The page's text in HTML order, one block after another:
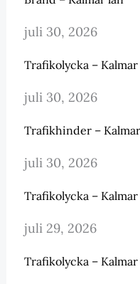
juli 30, 2026
Trafikolycka – Kalmar
juli 30, 2026
Trafikhinder –
juli 30, 2026
Trafikolycka – Kalmar
juli 29, 2026
Trafikolycka – Kalmar